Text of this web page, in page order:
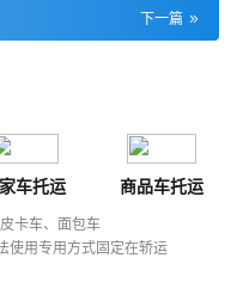
下一篇
车托运 商品车托运
卡车、面包车
使用专用方式固定在轿运